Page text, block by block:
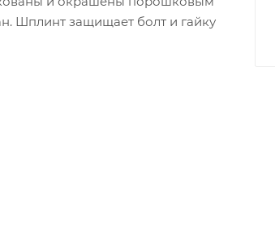
Шплинт защищает болт и гайку